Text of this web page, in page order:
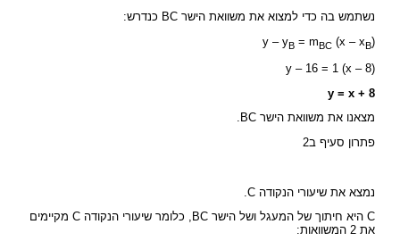
נשתמש בה כדי למצוא את משוואת הישר BC כנדרש:
y – yB = mBC (x – xB)
y – 16 = 1 (x – 8)
y = x + 8
מצאנו את משוואת הישר BC.
פתרון סעיף ב2
נמצא את שיעורי הנקודה C.
C היא חיתוך של המעגל ושל הישר BC, כלומר שיעורי הנקודה C מקיימים
את 2 המשוואות: